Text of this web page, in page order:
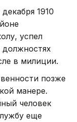
1910
успел
должностях
в милиции.
позже
манере.
человек
еще